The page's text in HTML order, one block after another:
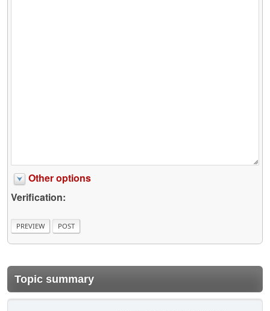
Other options
Verification:
Topic summary